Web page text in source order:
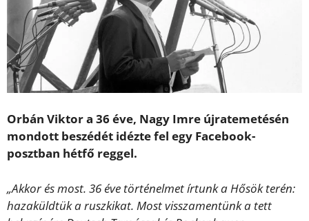
Orbán Viktor a 36 éve, Nagy Imre újratemetésén
mondott beszédét idézte fel egy Facebook-
posztban hétfő reggel.
„Akkor és most. 36 éve történelmet írtunk a Hősök terén:
hazaküldtük a ruszkikat. Most visszamentünk a tett